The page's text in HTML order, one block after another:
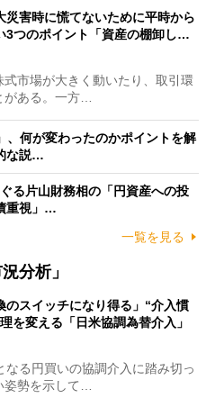
災害時に慌てないために平時から
3つのポイント「資産の棚卸し…
市場が大きく動いたり、取引環
ある。一方…
、何が変わったのかポイントを解
な説…
る片山財務相の「円資産への投
重視」…
一覧を見る
分析」
のスイッチになり得る」“介入慣
を変える「日米協調為替介入」
る円買いの協調介入に踏み切っ
勢を示して…